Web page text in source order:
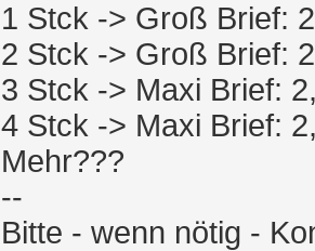
1 Stck -> Groß Brief:
2 Stck -> Groß Brief:
3 Stck -> Maxi Brief:
4 Stck -> Maxi Brief:
Mehr???
--
Bitte - wenn nötig -